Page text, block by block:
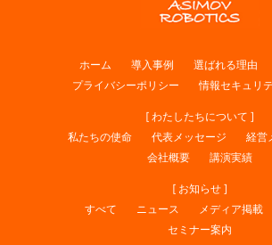
ホーム 導入事例 選ばれる理由
プライバシーポリシー
情報セキュリ
[ わたしたちについて ]
私たちの使命
代表メッセージ
経営
会社概要
講演実績
[ お知らせ ]
すべて
ニュース メディア掲載
セミナー案内